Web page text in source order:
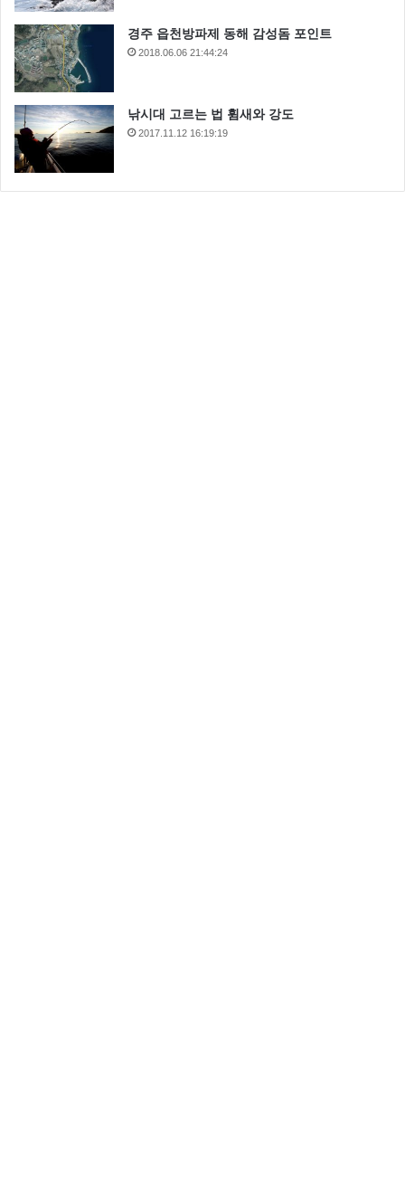
경주 읍천방파제 동해 감성돔 포인트
2018.06.06 21:44:24
낚시대 고르는 법 휨새와 강도
2017.11.12 16:19:19